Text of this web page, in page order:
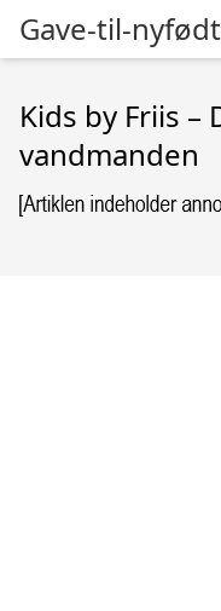
Gave-til-
Kids by Friis
vandmanden